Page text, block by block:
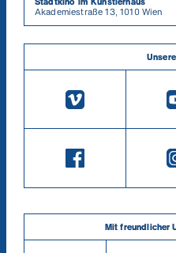
Akademiestraße 13, 1010 Wien
Mit freundlicher